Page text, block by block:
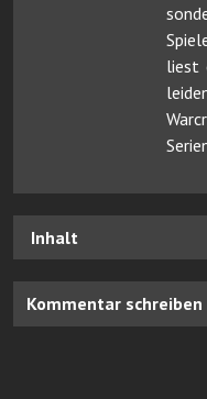
liest
Inhalt
Kommentar schreiben